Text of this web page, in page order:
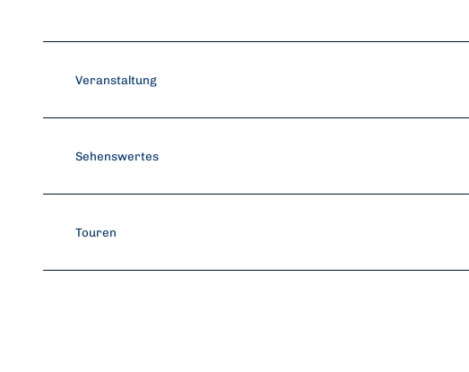
Veranstaltung
Sehenswertes
Touren